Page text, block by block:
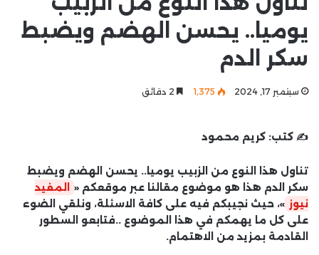
يوميا.. يحسن الهضم ويضبط
سكر الدم
سبتمبر 17, 2024 1٬375
✍️ كتب: كريم محمود
تناول هذا النوع من الزبيب يوميا.. يحسن الهضم ويضبط
سكر الدم هذا هو موضوع مقالنا عبر موقعكم «
المفيد
نيوز »، حيث نجيبكم فيه على كافة الاسئلة، ونلقي الضوء
على كل ما يهمكم في هذا الموضوع ..فتابعو السطور
القادمة بمزيد من الاهتمام.